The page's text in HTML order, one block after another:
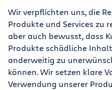
Wir verpflichten uns, die
Produkte und Services zu
aber auch bewusst, dass
Produkte schädliche
anderweitig zu
können. Wir setzen klare
Verwendung unserer